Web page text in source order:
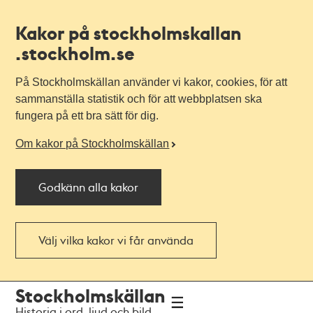
Kakor på stockholmskallan
.stockholm.se
På Stockholmskällan använder vi kakor, cookies, för att
sammanställa statistik och för att webbplatsen ska
fungera på ett bra sätt för dig.
Om kakor på Stockholmskällan
Godkänn alla kakor
Välj vilka kakor vi får använda
navigationen
huvudinnehållet
Stockholmskällan